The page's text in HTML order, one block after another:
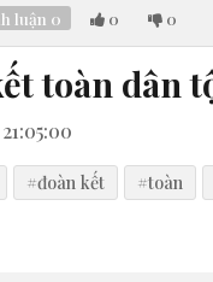
luận 0 0 0
toàn dân
#đoàn kết #toàn